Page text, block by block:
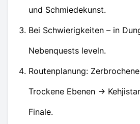
und Schmiedekunst.
Bei Schwierigkeiten – in
Nebenquests leveln.
Routenplanung:
Trockene Ebenen →
Finale.